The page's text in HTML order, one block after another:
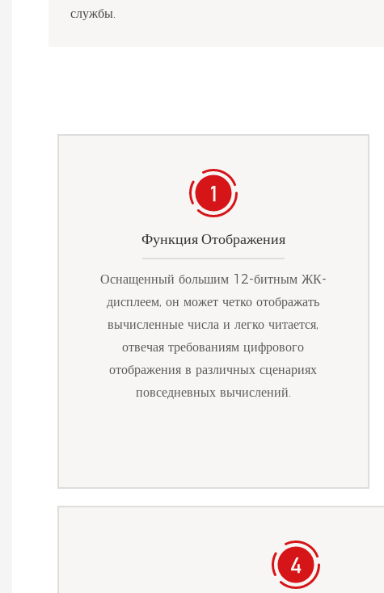
службы.
Функция Отображения
Оснащенный большим 12-битным ЖК-
дисплеем, он может четко отображать
вычисленные числа и легко читается,
отвечая требованиям цифрового
отображения в различных сценариях
повседневных вычислений.